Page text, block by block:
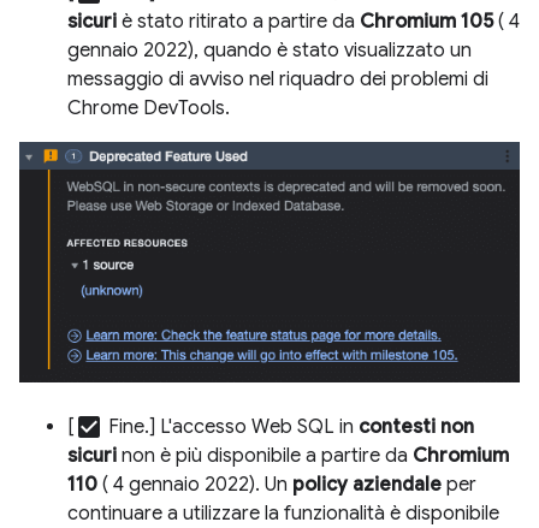
sicuri è stato ritirato a partire da Chromium 105( 4
gennaio 2022), quando è stato visualizzato un
messaggio di avviso nel riquadro dei problemi di
Chrome DevTools.
[ check_box Fine.] L'accesso Web SQL in contesti non
sicuri non è più disponibile a partire da Chromium
110 ( 4 gennaio 2022). Un policy aziendale per
continuare a utilizzare la funzionalità è disponibile